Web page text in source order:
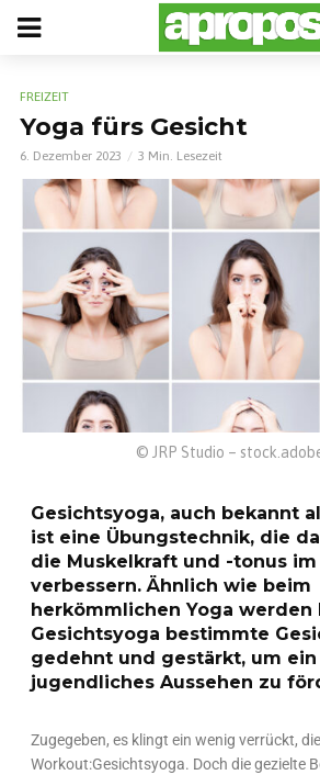
FREIZEIT
Yoga fürs Gesicht
6. Dezember 2023 3 Min. Lesezeit
© JRP Studio –
Gesichtsyoga, auch bekannt
ist eine Übungstechnik, die
die Muskelkraft und -tonus im
verbessern. Ähnlich wie beim
herkömmlichen Yoga werden
Gesichtsyoga bestimmte
gedehnt und gestärkt, um ein
jugendliches Aussehen zu
Zugegeben, es klingt ein wenig verrückt,
Workout:Gesichtsyoga. Doch die gezielte